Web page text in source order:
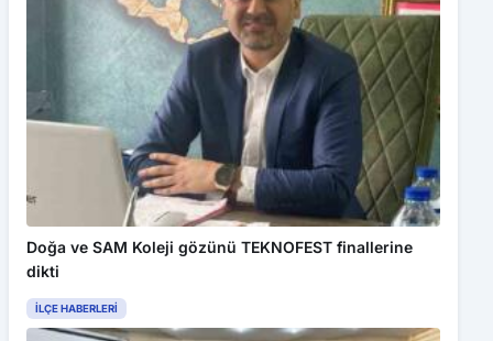
Ovacık Belediyesi’nden üreticiye 5 bin 600 fide desteği
Doğa ve SAM Koleji gözünü TEKNOFEST finallerine
dikti
İLÇE HABERLERI
Bu web sitesinde en iyi deneyimi yaşamanızı sağlamak için
çerezler kullanılmaktadır. Detaylar için Gizlilik Politikamız
inceleyebilirsiniz.
Kabul Et